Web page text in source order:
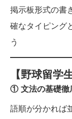
掲示板形式の書
確なタイピング
う
【野球留学
① 文法の基礎徹
語順が分かれば